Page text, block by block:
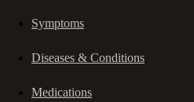
Symptoms
Diseases & Conditions
Medications